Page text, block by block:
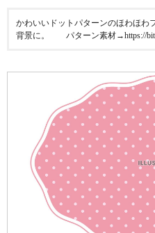
かわいいドットパターンのほわほわ
背景に。 パターン素材→https://